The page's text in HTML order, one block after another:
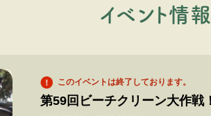
イベ ン ト情報
このイベントは終了しております。
第59回ビーチクリーン大作戦！